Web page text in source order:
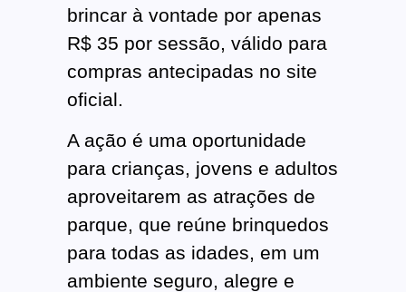
brincar à vontade por apenas
R$ 35 por sessão, válido para
compras antecipadas no site
oficial.
A ação é uma oportunidade
para crianças, jovens e adultos
aproveitarem as atrações de
parque, que reúne brinquedos
para todas as idades, em um
ambiente seguro, alegre e